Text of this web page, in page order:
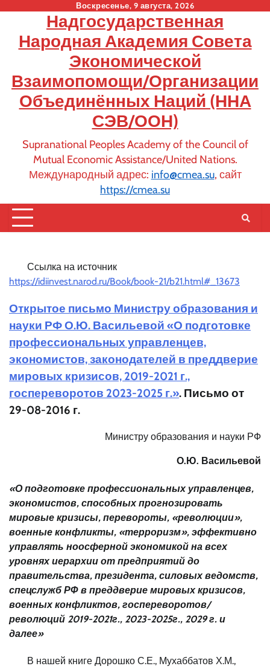
content
Воскресенье, 9 августа, 2026
Надгосударственная
Народная Академия Совета
Экономической
Взаимопомощи/Организации
Объединённых Наций (ННА
СЭВ/ООН)
Supranational Peoples Academy of the Council of
Mutual Economic Assistance/United Nations.
Международный адрес: info@cmea.su, сайт
https://cmea.su
Ссылка на источник
https://idiinvest.narod.ru/Book/book-21/b21.html#_13673
Открытое письмо Министру образования и
науки РФ О.Ю. Васильевой «О подготовке
профессиональных управленцев,
экономистов, законодателей в преддверие
мировых кризисов, 2019-2021 г.,
госпереворотов 2023-2025 г.». Письмо от
29-08-2016 г.
Министру образования и науки РФ
О.Ю. Васильевой
«О подготовке профессиональных управленцев,
экономистов, способных прогнозировать
мировые кризисы, перевороты, «революции»,
военные конфликты, «терроризм», эффективно
управлять ноосферной экономикой на всех
уровнях иерархии от предприятий до
правительства, президента, силовых ведомств,
спецслужб РФ в преддверие мировых кризисов,
военных конфликтов, госпереворотов/
революций 2019-2021г., 2023-2025г., 2029 г. и
далее»
В нашей книге Дорошко С.Е., Мухаббатов Х.М.,